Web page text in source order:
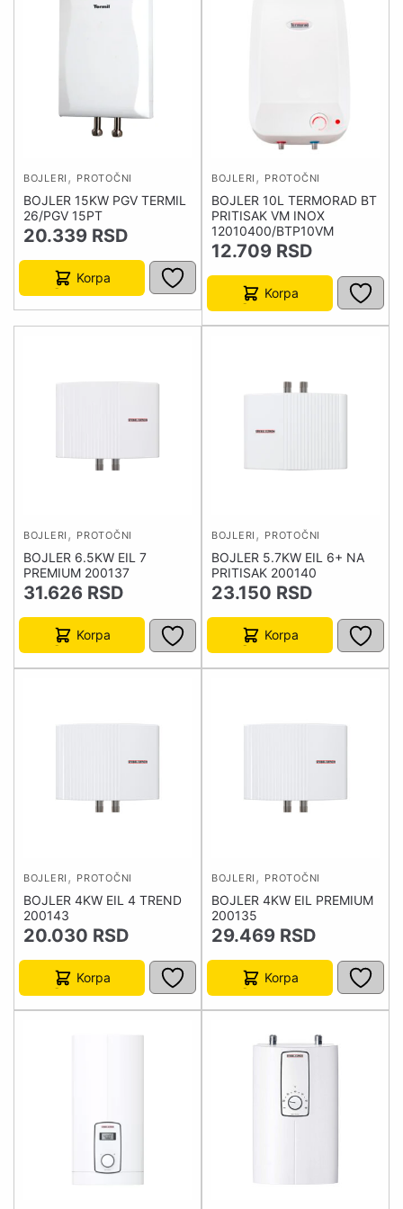
BOJLERI , PROTOČNI
BOJLER 15KW PGV TERMIL
26/PGV 15PT
20.339 RSD
Korpa
BOJLERI , PROTOČNI
BOJLER 10L TERMORAD BT
PRITISAK VM INOX
12010400/BTP10VM
12.709 RSD
Korpa
BOJLERI , PROTOČNI
BOJLER 6.5KW EIL 7
PREMIUM 200137
31.626 RSD
Korpa
BOJLERI , PROTOČNI
BOJLER 5.7KW EIL 6+ NA
PRITISAK 200140
23.150 RSD
Korpa
BOJLERI , PROTOČNI
BOJLER 4KW EIL 4 TREND
200143
20.030 RSD
Korpa
BOJLERI , PROTOČNI
BOJLER 4KW EIL PREMIUM
200135
29.469 RSD
Korpa